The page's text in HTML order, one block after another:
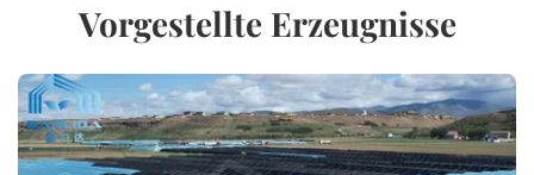
Vorgestellte Erzeugnisse